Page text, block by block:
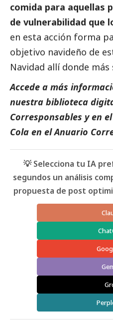
comida para aquellas
de vulnerabilidad que
en esta acción forma
objetivo navideño de
Navidad allí donde más
Accede a más
nuestra biblioteca
Corresponsables y en el
Cola en elAnuario
💡 Selecciona tu IA
segundos un análisis
propuesta de post